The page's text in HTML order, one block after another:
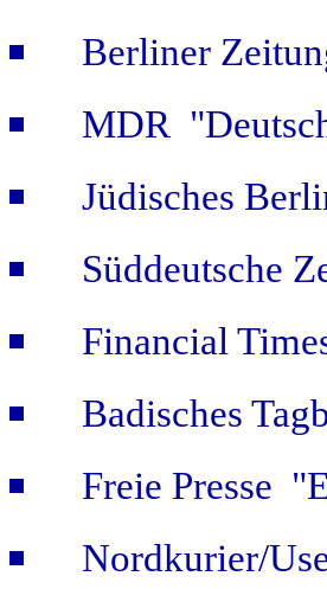
Berliner
MDR
Jüdisches
Süddeutsche
Financial
Badisches
Freie Presse
Nordkurier/